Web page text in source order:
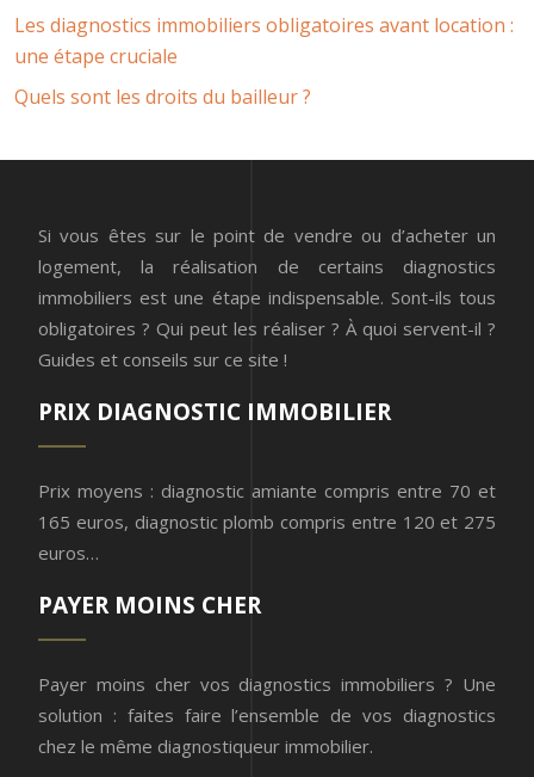
Les diagnostics immobiliers obligatoires avant location :
une étape cruciale
Quels sont les droits du bailleur ?
Si vous êtes sur le point de vendre ou d’acheter un
logement, la réalisation de certains diagnostics
immobiliers est une étape indispensable. Sont-ils tous
obligatoires ? Qui peut les réaliser ? À quoi servent-il ?
Guides et conseils sur ce site !
PRIX DIAGNOSTIC IMMOBILIER
Prix moyens : diagnostic amiante compris entre 70 et
165 euros, diagnostic plomb compris entre 120 et 275
euros…
PAYER MOINS CHER
Payer moins cher vos diagnostics immobiliers ? Une
solution : faites faire l’ensemble de vos diagnostics
chez le même diagnostiqueur immobilier.